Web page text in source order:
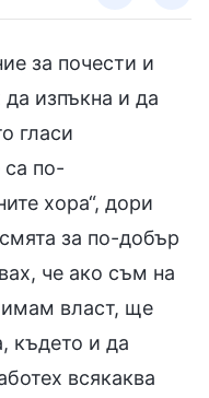
за почести и
изпъкна и да
гласи
са по-
хора“, дори
за по-добър
че ако съм на
власт, ще
където и да
всякаква